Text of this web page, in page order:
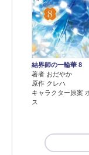
結界師の一輪華 8
著者 おだやか
原作 クレハ
キャラクター原案
ス